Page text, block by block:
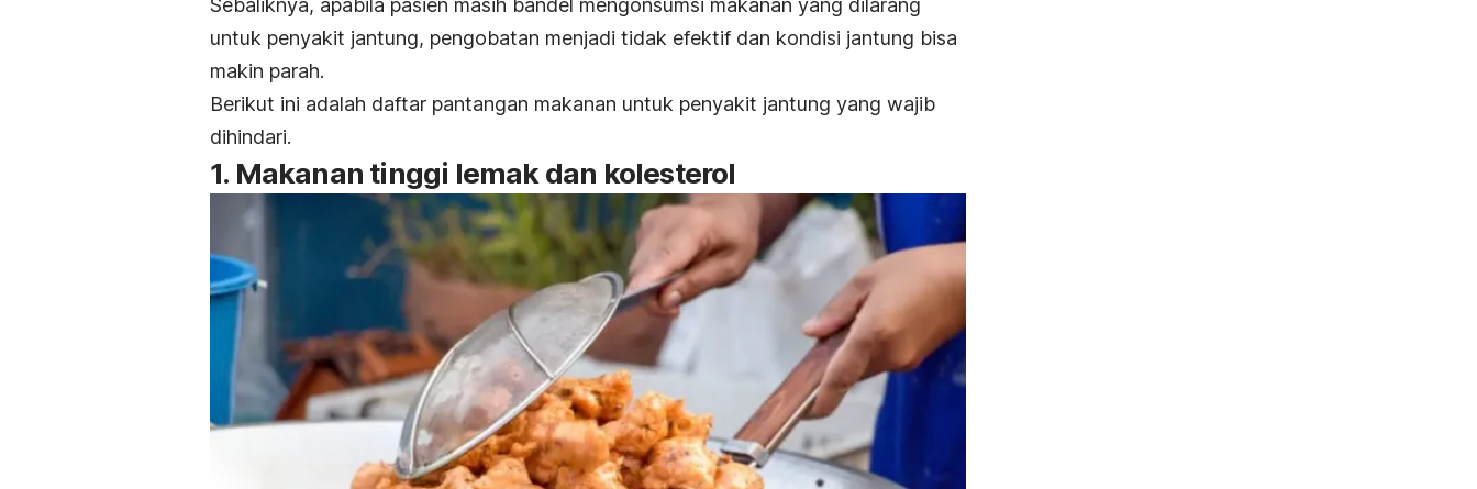
Sebaliknya, apabila pasien masih bandel mengonsumsi makanan yang dilarang
untuk penyakit jantung, pengobatan menjadi tidak efektif dan kondisi jantung bisa
makin parah.
Berikut ini adalah daftar pantangan makanan untuk penyakit jantung yang wajib
dihindari.
1. Makanan tinggi lemak dan kolesterol